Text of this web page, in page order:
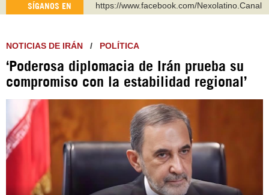
SÍGANOS EN https://www.facebook.com/Nexolatino.Canal
https://www.youtube.com/@nexo_latino
https://t.me/hispantvcanal
https://urmedium.com/c/hispantv
WhatsApp y Viber: +98 921 79 29 404
Instagram como: hispan_tv
NOTICIAS DE IRÁN / POLÍTICA
‘Poderosa diplomacia de Irán prueba su
compromiso con la estabilidad regional’